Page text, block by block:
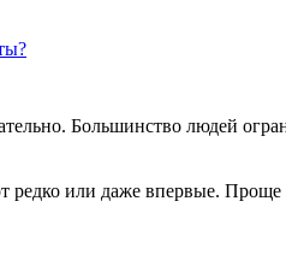
Большинство людей
или даже впервые. Проще